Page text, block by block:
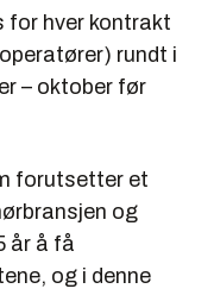
for hver kontrakt
rundt i
– oktober før
forutsetter et
og
år å få
og i denne